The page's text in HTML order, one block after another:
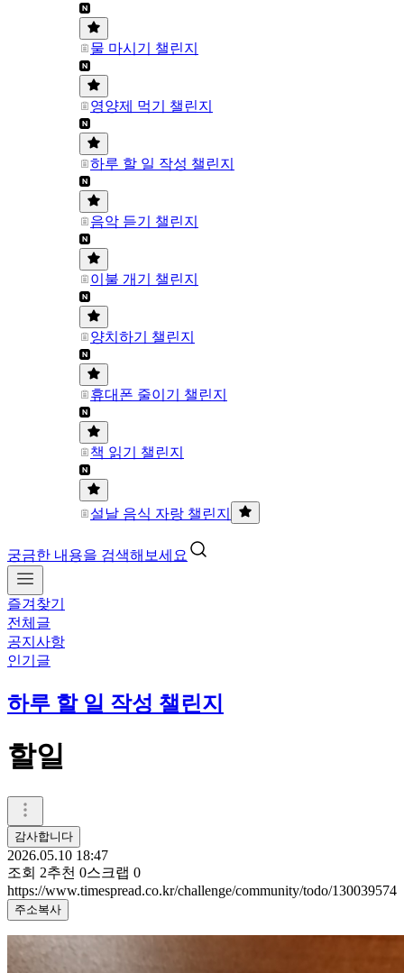
물 마시기 챌린지
영양제 먹기 챌린지
하루 할 일 작성 챌린지
음악 듣기 챌린지
이불 개기 챌린지
양치하기 챌린지
휴대폰 줄이기 챌린지
책 읽기 챌린지
설날 음식 자랑 챌린지
궁금한 내용을 검색해보세요
즐겨찾기
전체글
공지사항
인기글
하루 할 일 작성 챌린지
할일
감사합니다
2026.05.10 18:47
조회 2추천 0스크랩 0
https://www.timespread.co.kr/challenge/community/todo/130039574
주소복사